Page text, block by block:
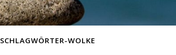
SCHLAGWÖRTER-WOLKE